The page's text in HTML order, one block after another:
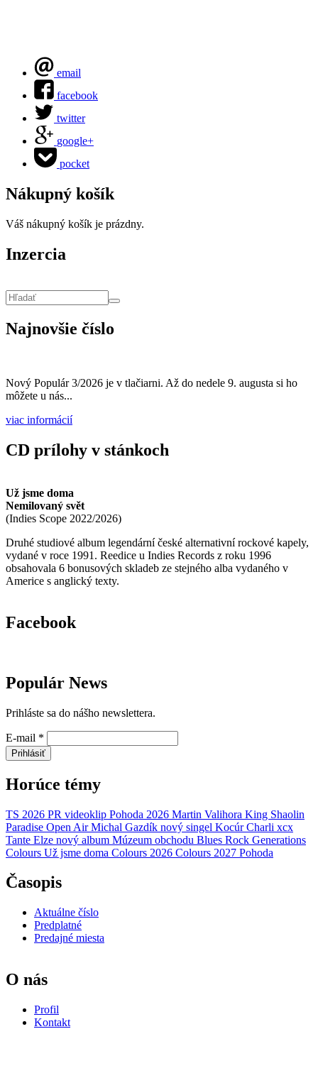
email
facebook
twitter
google+
pocket
Nákupný košík
Váš nákupný košík je prázdny.
Inzercia
Najnovšie číslo
Nový Populár 3/2026 je v tlačiarni. Až do nedele 9. augusta si ho
môžete u nás...
viac informácií
CD prílohy v stánkoch
Už jsme doma
Nemilovaný svět
(Indies Scope 2022/2026)
Druhé studiové album legendární české alternativní rockové kapely,
vydané v roce 1991. Reedice u Indies Records z roku 1996
obsahovala 6 bonusových skladeb ze stejného alba vydaného v
Americe s anglický texty.
Facebook
Populár News
Prihláste sa do nášho newslettera.
E-mail *
Prihlásiť
Horúce témy
TS 2026 PR videoklip Pohoda 2026 Martin Valihora King Shaolin
Paradise Open Air Michal Gazdík nový singel Kocúr Charli xcx
Tante Elze nový album Múzeum obchodu Blues Rock Generations
Colours Už jsme doma Colours 2026 Colours 2027 Pohoda
Časopis
Aktuálne číslo
Predplatné
Predajné miesta
O nás
Profil
Kontakt